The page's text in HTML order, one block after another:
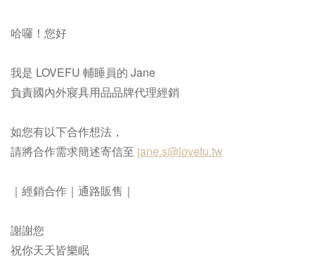
哈囉！您好
我是 LOVEFU 輔睡員的 Jane
負責國內外寢具用品品牌代理經銷
如您有以下合作想法，
請將合作需求簡述寄信至 jane.s@lovefu.tw
｜經銷合作｜通路販售｜
謝謝您
祝你天天皆樂眠